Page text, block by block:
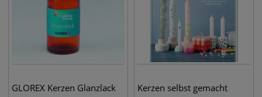
GLOREX Kerzen Glanzlack Kerzen selbst gemacht